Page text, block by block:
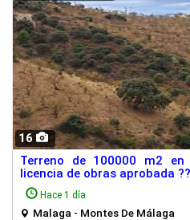
16
Terreno de 100000 m2
licencia de obras aprobada
Hace 1 día
Malaga - Montes De Málaga